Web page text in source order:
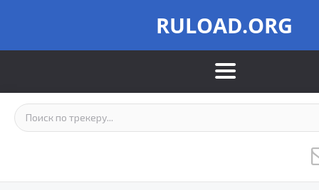
RULOAD.ORG